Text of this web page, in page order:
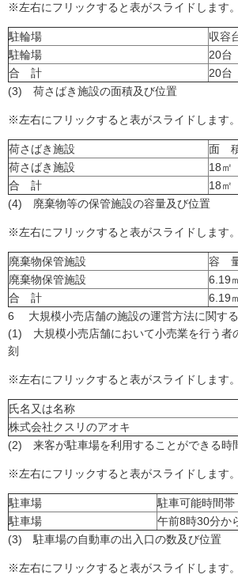
※左右にフリックすると表がスライドします。
駐輪場
収容
駐輪場
20台
合 計
20台
(3) 荷さばき施設の面積及び位置
※左右にフリックすると表がスライドします。
荷さばき施設
面
荷さばき施設
18㎡
合 計
18㎡
(4) 廃棄物等の保管施設の容量及び位置
※左右にフリックすると表がスライドします。
廃棄物保管施設
容
廃棄物保管施設
6.19
合 計
6.19
6 大規模小売店舗の施設の運営方法に関す
(1) 大規模小売店舗において小売業を行う者
刻
※左右にフリックすると表がスライドします。
氏名又は名称
株式会社クスリのアオキ
(2) 来客が駐車場を利用することができる時
※左右にフリックすると表がスライドします。
駐車場
駐車可能時間帯
駐車場
午前8時30分か
(3) 駐車場の自動車の出入口の数及び位置
※左右にフリックすると表がスライドします。